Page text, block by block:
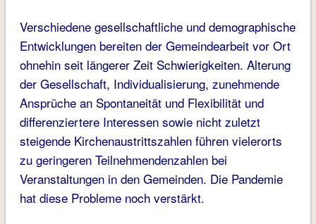
Verschiedene gesellschaftliche und demographische
Entwicklungen bereiten der Gemeindearbeit vor Ort
ohnehin seit längerer Zeit Schwierigkeiten. Alterung
der Gesellschaft, Individualisierung, zunehmende
Ansprüche an Spontaneität und Flexibilität und
differenziertere Interessen sowie nicht zuletzt
steigende Kirchenaustrittszahlen führen vielerorts
zu geringeren Teilnehmendenzahlen bei
Veranstaltungen in den Gemeinden. Die Pandemie
hat diese Probleme noch verstärkt.